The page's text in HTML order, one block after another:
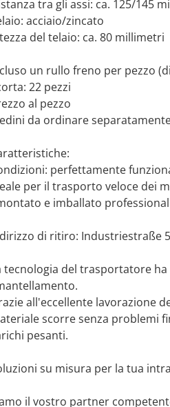
tra gli assi: ca. 125/145
acciaio/zincato
del telaio: ca. 80 millimetri
un rullo freno per pezzo
22 pezzi
al pezzo
da ordinare
perfettamente
per il trasporto veloce dei
e imballato
di ritiro: Industriestraße
tecnologia del trasportatore
all'eccellente lavorazione
scorre senza problemi
pesanti.
su misura per la tua
il vostro partner